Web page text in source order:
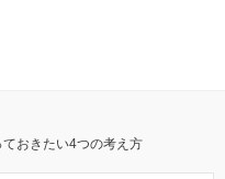
おきたい4つの考え方